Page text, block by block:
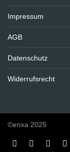
Impressum
AGB
Datenschutz
Widerrufsrecht
©enxa 2025